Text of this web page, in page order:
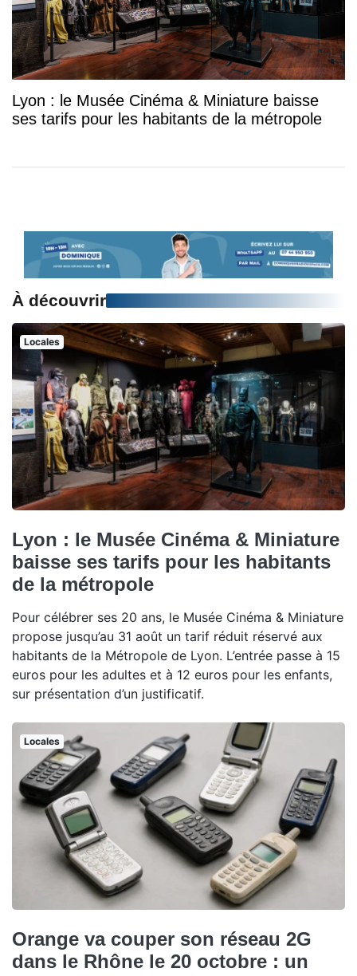
Lyon : le Musée Cinéma & Miniature baisse
ses tarifs pour les habitants de la métropole
À découvrir
Locales
Lyon : le Musée Cinéma & Miniature
baisse ses tarifs pour les habitants
de la métropole
Pour célébrer ses 20 ans, le Musée Cinéma & Miniature
propose jusqu’au 31 août un tarif réduit réservé aux
habitants de la Métropole de Lyon. L’entrée passe à 15
euros pour les adultes et à 12 euros pour les enfants,
sur présentation d’un justificatif.
Locales
Orange va couper son réseau 2G
dans le Rhône le 20 octobre : un